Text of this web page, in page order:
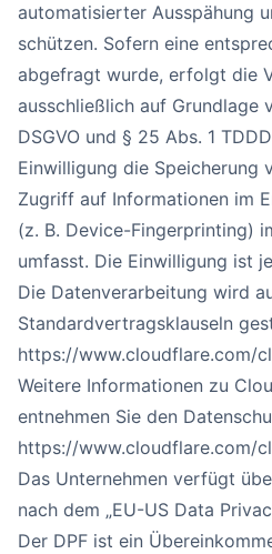
automatisierter Ausspähung
schützen. Sofern eine
abgefragt wurde, erfolgt die
ausschließlich auf Grundlage
DSGVO und § 25 Abs. 1
Einwilligung die Speicherung
Zugriff auf Informationen im
(z. B. Device-Fingerprinting)
umfasst. Die Einwilligung ist
Die Datenverarbeitung wird
Standardvertragsklauseln
https://www.cloudflare.com/
Weitere Informationen zu
entnehmen Sie den
https://www.cloudflare.com/
Das Unternehmen verfügt
nach dem „EU-US Data
Der DPF ist ein